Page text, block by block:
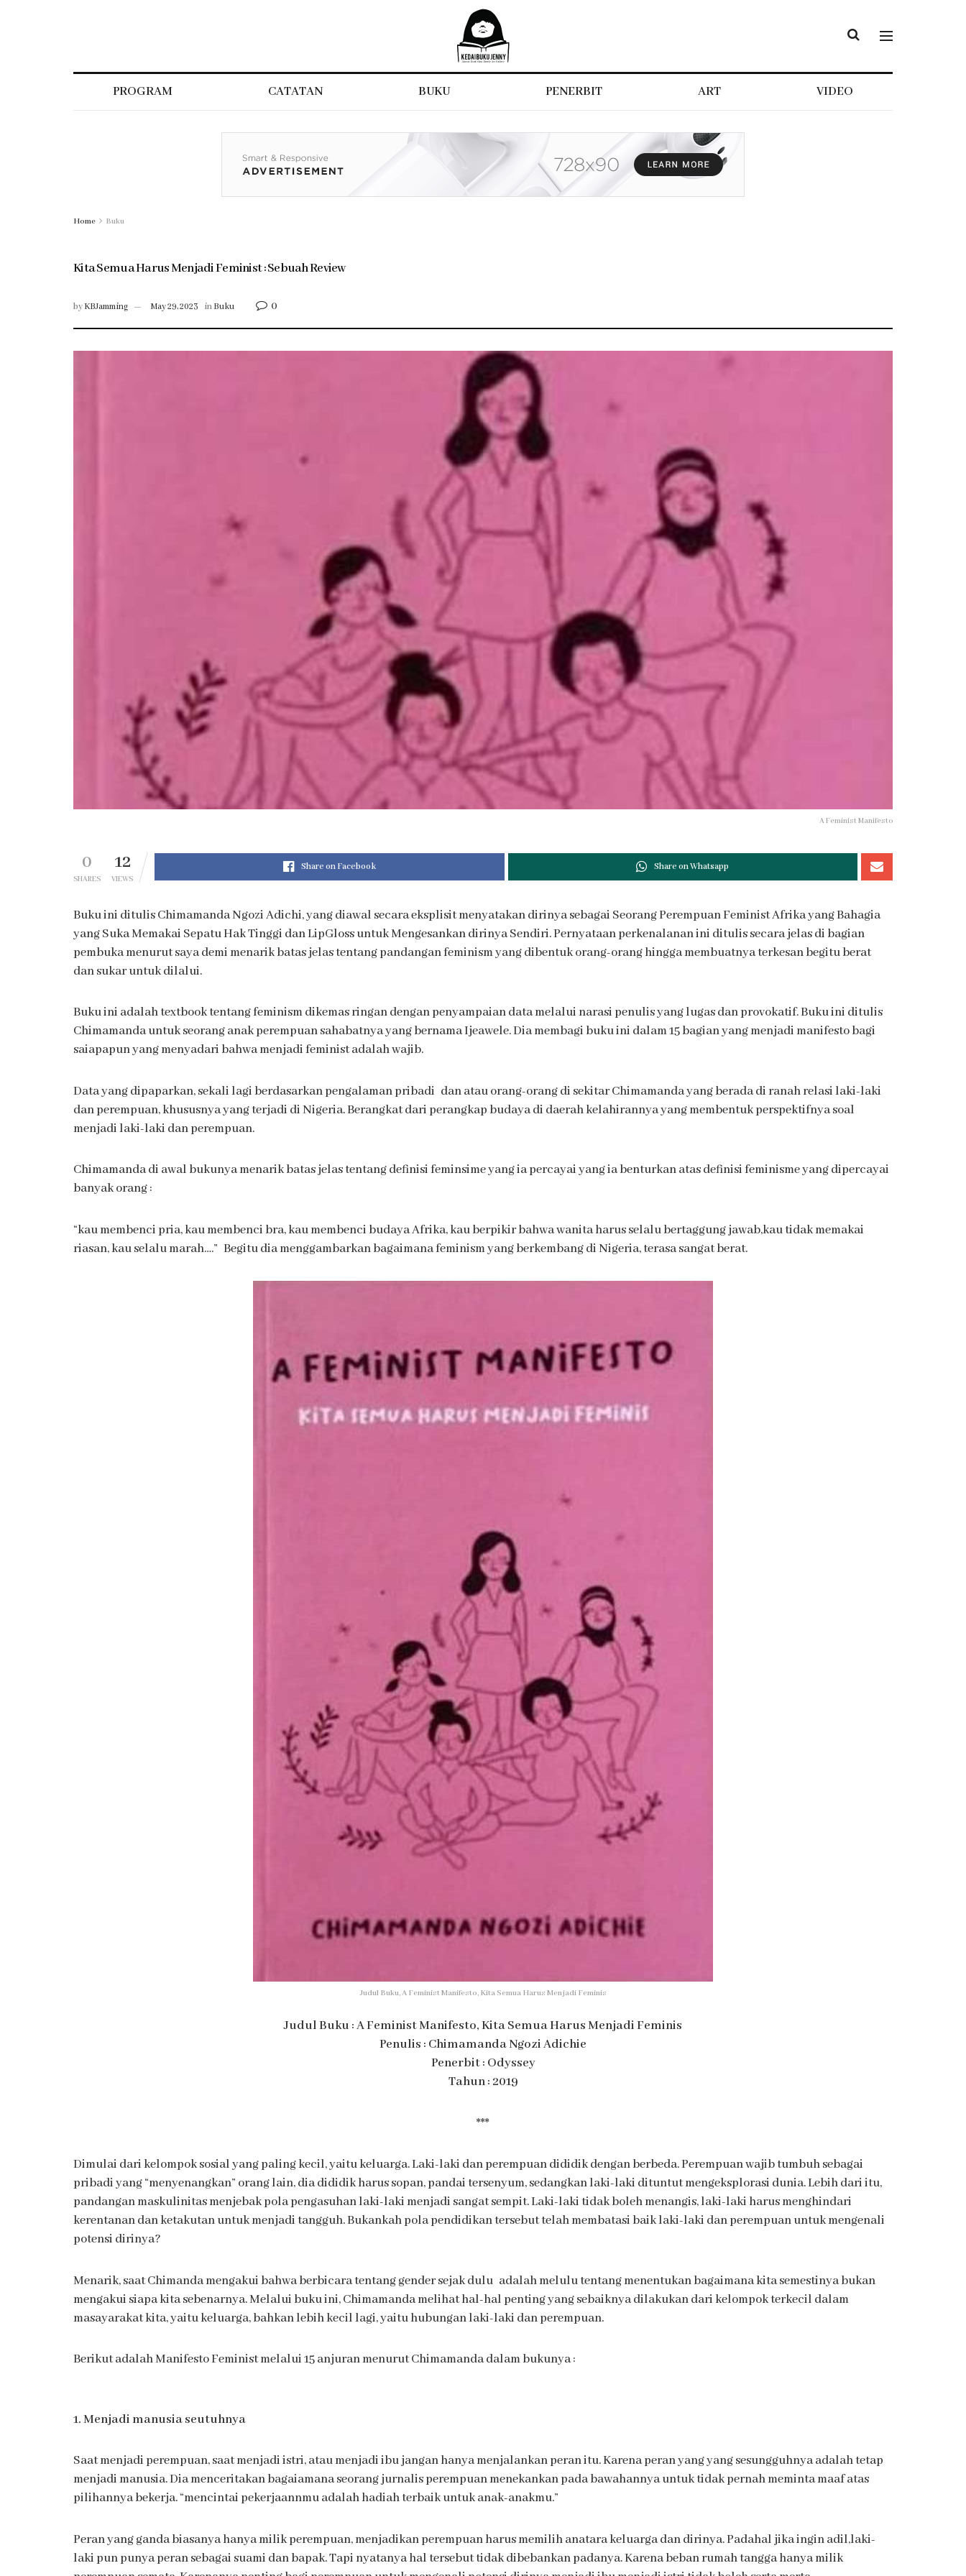
PROGRAM CATATAN BUKU PENERBIT ART VIDEO
Home Buku
Kita Semua Harus Menjadi Feminist : Sebuah Review
by KBJamming May 29, 2023 in Buku 0
A Feminist Manifesto
0
SHARES
12
VIEWS
Share on Facebook Share on Whatsapp
Buku ini ditulis Chimamanda Ngozi Adichi, yang diawal secara eksplisit menyatakan dirinya sebagai Seorang Perempuan Feminist Afrika yang Bahagia
yang Suka Memakai Sepatu Hak Tinggi dan LipGloss untuk Mengesankan dirinya Sendiri. Pernyataan perkenalanan ini ditulis secara jelas di bagian
pembuka menurut saya demi menarik batas jelas tentang pandangan feminism yang dibentuk orang-orang hingga membuatnya terkesan begitu berat
dan sukar untuk dilalui.
Buku ini adalah textbook tentang feminism dikemas ringan dengan penyampaian data melalui narasi penulis yang lugas dan provokatif. Buku ini ditulis
Chimamanda untuk seorang anak perempuan sahabatnya yang bernama Ijeawele. Dia membagi buku ini dalam 15 bagian yang menjadi manifesto bagi
saiapapun yang menyadari bahwa menjadi feminist adalah wajib.
Data yang dipaparkan, sekali lagi berdasarkan pengalaman pribadi dan atau orang-orang di sekitar Chimamanda yang berada di ranah relasi laki-laki
dan perempuan, khususnya yang terjadi di Nigeria. Berangkat dari perangkap budaya di daerah kelahirannya yang membentuk perspektifnya soal
menjadi laki-laki dan perempuan.
Chimamanda di awal bukunya menarik batas jelas tentang definisi feminsime yang ia percayai yang ia benturkan atas definisi feminisme yang dipercayai
banyak orang :
“kau membenci pria, kau membenci bra, kau membenci budaya Afrika, kau berpikir bahwa wanita harus selalu bertaggung jawab,kau tidak memakai
riasan, kau selalu marah….” Begitu dia menggambarkan bagaimana feminism yang berkembang di Nigeria, terasa sangat berat.
Judul Buku, A Feminist Manifesto, Kita Semua Harus Menjadi Feminis
Judul Buku : A Feminist Manifesto, Kita Semua Harus Menjadi Feminis
Penulis : Chimamanda Ngozi Adichie
Penerbit : Odyssey
Tahun : 2019
***
Dimulai dari kelompok sosial yang paling kecil, yaitu keluarga. Laki-laki dan perempuan dididik dengan berbeda. Perempuan wajib tumbuh sebagai
pribadi yang “menyenangkan” orang lain, dia dididik harus sopan, pandai tersenyum, sedangkan laki-laki dituntut mengeksplorasi dunia. Lebih dari itu,
pandangan maskulinitas menjebak pola pengasuhan laki-laki menjadi sangat sempit. Laki-laki tidak boleh menangis, laki-laki harus menghindari
kerentanan dan ketakutan untuk menjadi tangguh. Bukankah pola pendidikan tersebut telah membatasi baik laki-laki dan perempuan untuk mengenali
potensi dirinya?
Menarik, saat Chimanda mengakui bahwa berbicara tentang gender sejak dulu adalah melulu tentang menentukan bagaimana kita semestinya bukan
mengakui siapa kita sebenarnya. Melalui buku ini, Chimamanda melihat hal-hal penting yang sebaiknya dilakukan dari kelompok terkecil dalam
masayarakat kita, yaitu keluarga, bahkan lebih kecil lagi, yaitu hubungan laki-laki dan perempuan.
Berikut adalah Manifesto Feminist melalui 15 anjuran menurut Chimamanda dalam bukunya :
1. Menjadi manusia seutuhnya
Saat menjadi perempuan, saat menjadi istri, atau menjadi ibu jangan hanya menjalankan peran itu. Karena peran yang yang sesungguhnya adalah tetap
menjadi manusia. Dia menceritakan bagaiamana seorang jurnalis perempuan menekankan pada bawahannya untuk tidak pernah meminta maaf atas
pilihannya bekerja. “mencintai pekerjaannmu adalah hadiah terbaik untuk anak-anakmu.”
Peran yang ganda biasanya hanya milik perempuan, menjadikan perempuan harus memilih anatara keluarga dan dirinya. Padahal jika ingin adil,laki-
laki pun punya peran sebagai suami dan bapak. Tapi nyatanya hal tersebut tidak dibebankan padanya. Karena beban rumah tangga hanya milik